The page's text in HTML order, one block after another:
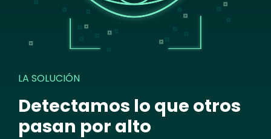
LA SOLUCIÓN
Detectamos lo que otros
pasan por alto